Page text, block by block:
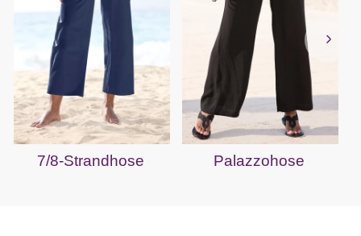
7/8-Strandhose Palazzohose